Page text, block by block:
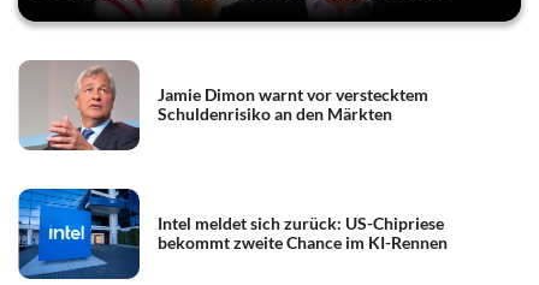
Jamie Dimon warnt vor verstecktem
Schuldenrisiko an den Märkten
Intel meldet sich zurück: US-Chipriese
bekommt zweite Chance im KI-Rennen